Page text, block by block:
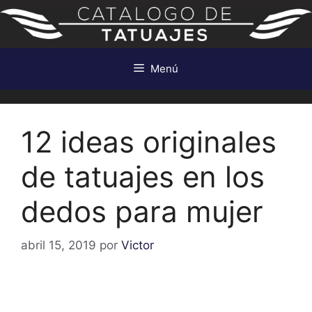
Saltar
contenido
Menú
12 ideas originales
de tatuajes en los
dedos para mujer
abril 15, 2019 por Victor